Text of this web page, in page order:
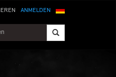
ANMELDEN